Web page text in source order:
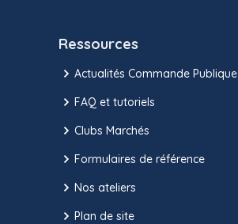
Ressources
Actualités Commande Publique
FAQ et tutoriels
Clubs Marchés
Formulaires de référence
Nos ateliers
Plan de site